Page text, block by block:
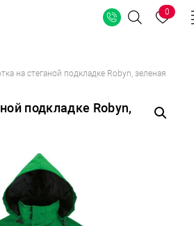
Поиск
0
на стеганой подкладке Robyn, зеленая
подкладке Robyn,